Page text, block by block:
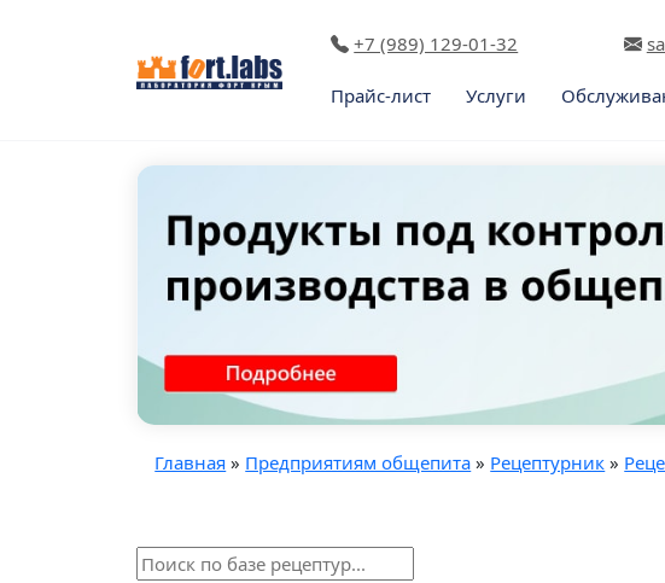
+7 (989) 129-01-32
Прайс-лист Услуги
Главная » Предприятиям общепита » Рецептурник »